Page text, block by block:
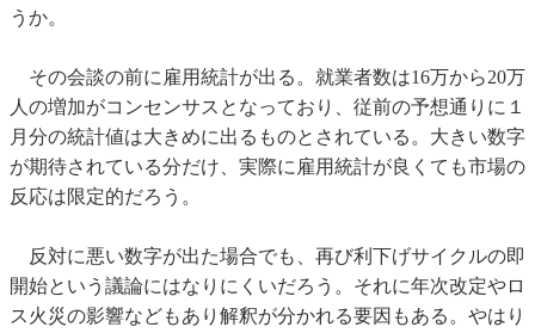
うか。
その会談の前に雇用統計が出る。就業者数は16万から20万
人の増加がコンセンサスとなっており、従前の予想通りに１
月分の統計値は大きめに出るものとされている。大きい数字
が期待されている分だけ、実際に雇用統計が良くても市場の
反応は限定的だろう。
反対に悪い数字が出た場合でも、再び利下げサイクルの即
開始という議論にはなりにくいだろう。それに年次改定やロ
ス火災の影響などもあり解釈が分かれる要因もある。やはり